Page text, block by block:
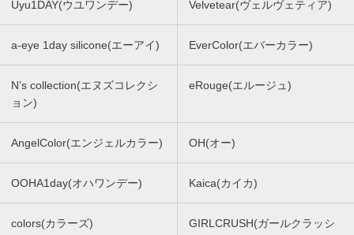
Uyu1DAY(ウユワンデー) Velvetear(ヴェルヴェティア)
a-eye 1day silicone(エーアイ) EverColor(エバーカラー)
N’s collection(エヌズコレクシ
ョン)
eRouge(エルージュ)
AngelColor(エンジェルカラー) OH(オー)
OOHA1day(オハワンデー) Kaica(カイカ)
colors(カラーズ)
GIRLCRUSH(ガールクラッシ